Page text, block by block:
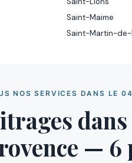
Saint-Maime
Saint-Martin-de-
NOS SERVICES DANS LE 04
— 6